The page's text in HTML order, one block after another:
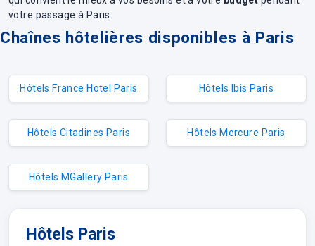
votre passage à Paris.
Chaînes hôtelières disponibles à Paris
Hôtels France Hotel Paris Hôtels Ibis Paris
Hôtels Citadines Paris Hôtels Mercure Paris
Hôtels MGallery Paris
Hôtels Paris